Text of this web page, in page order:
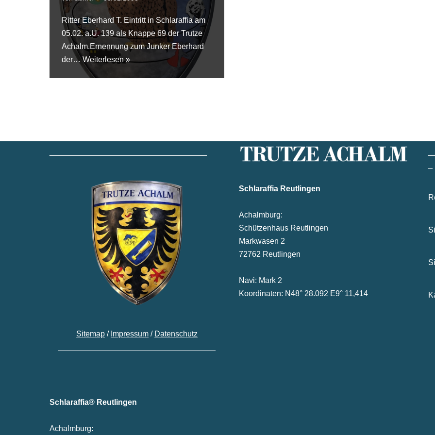
Ritter Eberhard T. Eintritt in Schlaraffia am
05.02. a.U. 139 als Knappe 69 der Trutze
Achalm.Ernennung zum Junker Eberhard
der…Weiterlesen »
Sitemap / Impressum / Datenschutz
Schlaraffia® Reutlingen
Achalmburg:
Schlaraffia Reutlingen
Achalmburg:
Schützenhaus Reutlingen
Markwasen 2
72762 Reutlingen
Navi: Mark 2
Koordinaten: N48° 28.092 E9° 11,414